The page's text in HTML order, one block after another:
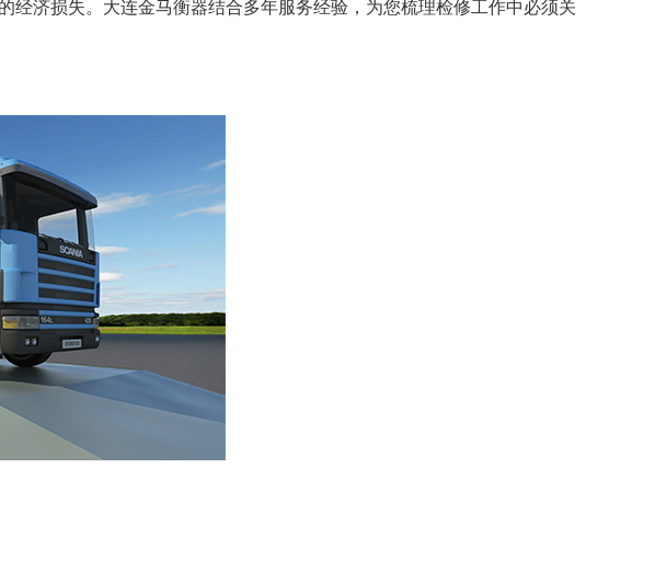
济损失。大连金马衡器结合多年服务经验，为您梳理检修工作中必须关